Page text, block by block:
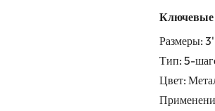
Ключевые
Размеры:
Тип: 5-
Цвет: